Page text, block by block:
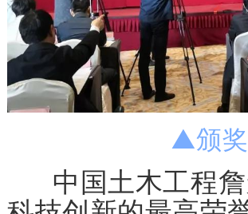
▲颁奖
中国土木工程詹